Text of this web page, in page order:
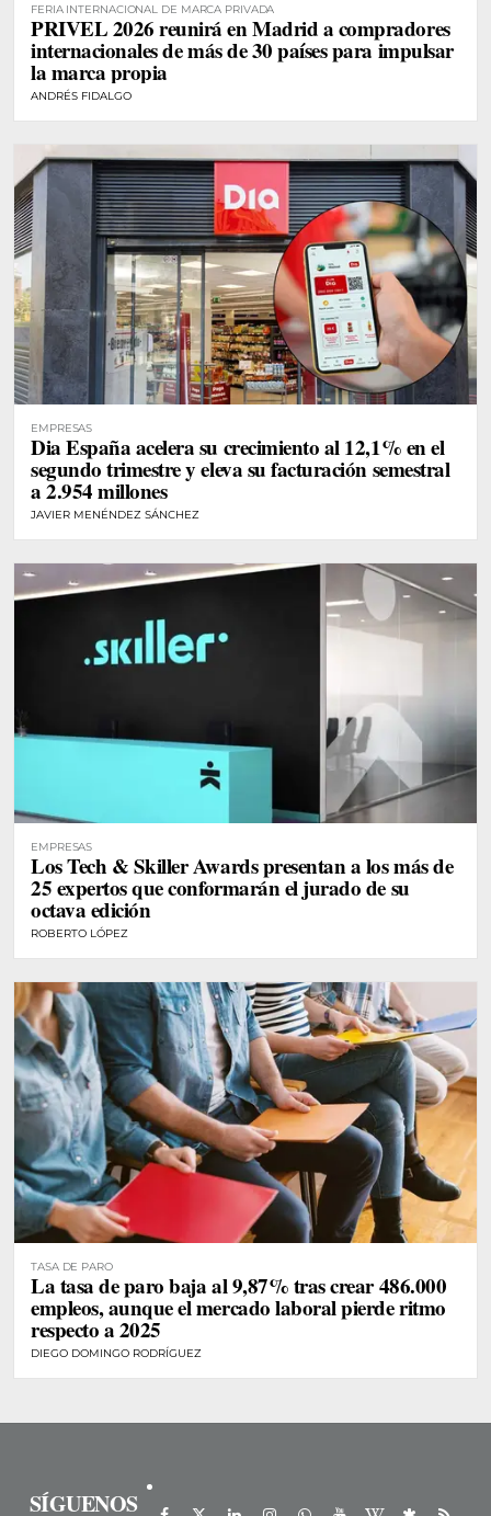
FERIA INTERNACIONAL DE MARCA PRIVADA
PRIVEL 2026 reunirá en Madrid a compradores
internacionales de más de 30 países para impulsar
la marca propia
ANDRÉS FIDALGO
EMPRESAS
Dia España acelera su crecimiento al 12,1% en el
segundo trimestre y eleva su facturación semestral
a 2.954 millones
JAVIER MENÉNDEZ SÁNCHEZ
EMPRESAS
Los Tech & Skiller Awards presentan a los más de
25 expertos que conformarán el jurado de su
octava edición
ROBERTO LÓPEZ
TASA DE PARO
La tasa de paro baja al 9,87% tras crear 486.000
empleos, aunque el mercado laboral pierde ritmo
respecto a 2025
DIEGO DOMINGO RODRÍGUEZ
SÍGUENOS